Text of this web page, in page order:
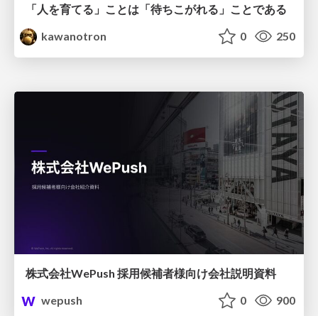
「人を育てる」ことは「待ちこがれる」ことである
kawanotron
0 250
株式会社WePush 採用候補者様向け会社説明資料
wepush
0 900